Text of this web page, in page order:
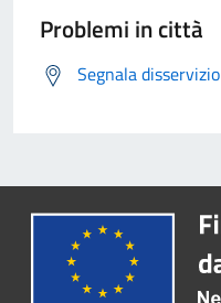
Problemi in città
Segnala disservizio